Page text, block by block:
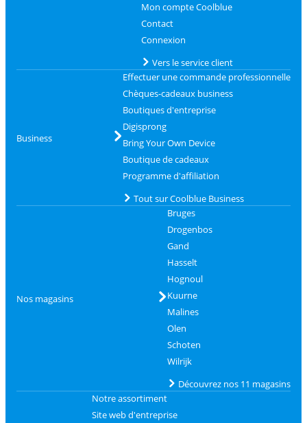
Mon compte Coolblue
Contact
Connexion
Vers le service client
Business
Effectuer une commande professionnelle
Chèques-cadeaux business
Boutiques d'entreprise
Digisprong
Bring Your Own Device
Boutique de cadeaux
Programme d'affiliation
Tout sur Coolblue Business
Nos magasins
Bruges
Drogenbos
Gand
Hasselt
Hognoul
Kuurne
Malines
Olen
Schoten
Wilrijk
Découvrez nos 11 magasins
Notre assortiment
Site web d'entreprise